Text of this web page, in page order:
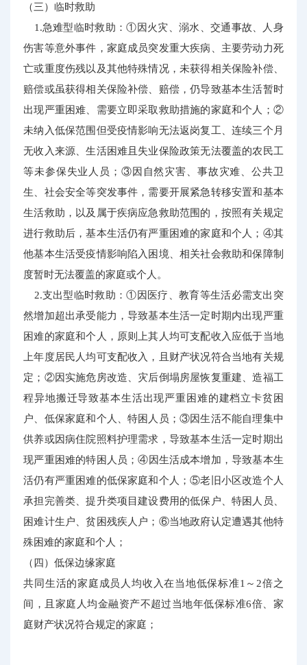
（三）临时救助
1.急难型临时救助：①因火灾、溺水、交通事故、人身
伤害等意外事件，家庭成员突发重大疾病、主要劳动力死
亡或重度伤残以及其他特殊情况，未获得相关保险补偿、
赔偿或虽获得相关保险补偿、赔偿，仍导致基本生活暂时
出现严重困难、需要立即采取救助措施的家庭和个人；②
未纳入低保范围但受疫情影响无法返岗复工、连续三个月
无收入来源、生活困难且失业保险政策无法覆盖的农民工
等未参保失业人员；③因自然灾害、事故灾难、公共卫
生、社会安全等突发事件，需要开展紧急转移安置和基本
生活救助，以及属于疾病应急救助范围的，按照有关规定
进行救助后，基本生活仍有严重困难的家庭和个人；④其
他基本生活受疫情影响陷入困境、相关社会救助和保障制
度暂时无法覆盖的家庭或个人。
2.支出型临时救助：①因医疗、教育等生活必需支出突
然增加超出承受能力，导致基本生活一定时期内出现严重
困难的家庭和个人，原则上其人均可支配收入应低于当地
上年度居民人均可支配收入，且财产状况符合当地有关规
定；②因实施危房改造、灾后倒塌房屋恢复重建、造福工
程异地搬迁导致基本生活出现严重困难的建档立卡贫困
户、低保家庭和个人、特困人员；③因生活不能自理集中
供养或因病住院照料护理需求，导致基本生活一定时期出
现严重困难的特困人员；④因生活成本增加，导致基本生
活仍有严重困难的低保家庭和个人；⑤老旧小区改造个人
承担完善类、提升类项目建设费用的低保户、特困人员、
困难计生户、贫困残疾人户；⑥当地政府认定遭遇其他特
殊困难的家庭和个人；
（四）低保边缘家庭
共同生活的家庭成员人均收入在当地低保标准1～2倍之
间，且家庭人均金融资产不超过当地年低保标准6倍、家
庭财产状况符合规定的家庭；